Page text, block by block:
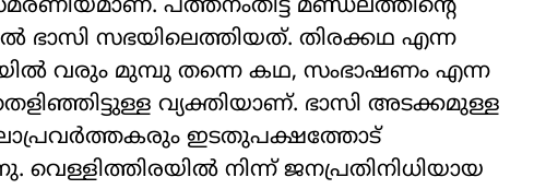
പത്തനംതിട്ട മണ്ഡലത്തിന്‍റെ
ഭാസി സഭയിലെത്തിയത്. തിരക്കഥ എന്ന
വരും മുമ്പു തന്നെ കഥ, സംഭാഷണം എന്ന
വ്യക്തിയാണ്. ഭാസി അടക്കമുള്ള
ഇടതുപക്ഷത്തോട്
നിന്ന് ജനപ്രതിനിധിയായ